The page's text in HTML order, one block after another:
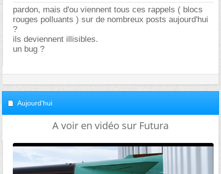
pardon, mais d'ou viennent tous ces rappels ( blocs
rouges polluants ) sur de nombreux posts aujourd'hui
?
ils deviennent illisibles.
un bug ?
Aujourd'hui
A voir en vidéo sur Futura